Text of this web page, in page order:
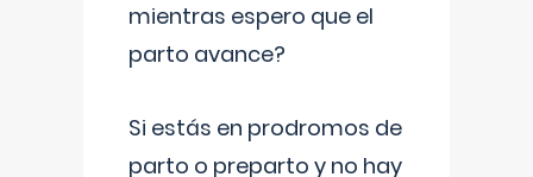
mientras espero que el
parto avance?
Si estás en prodromos de
parto o preparto y no hay